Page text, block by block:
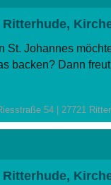
St. Johannes
backen? Dann
54 | 27721